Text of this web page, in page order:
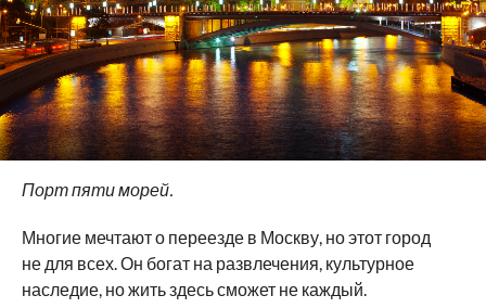
Порт пяти морей.
Многие мечтают о переезде в Москву, но этот город
не для всех. Он богат на развлечения, культурное
наследие, но жить здесь сможет не каждый.